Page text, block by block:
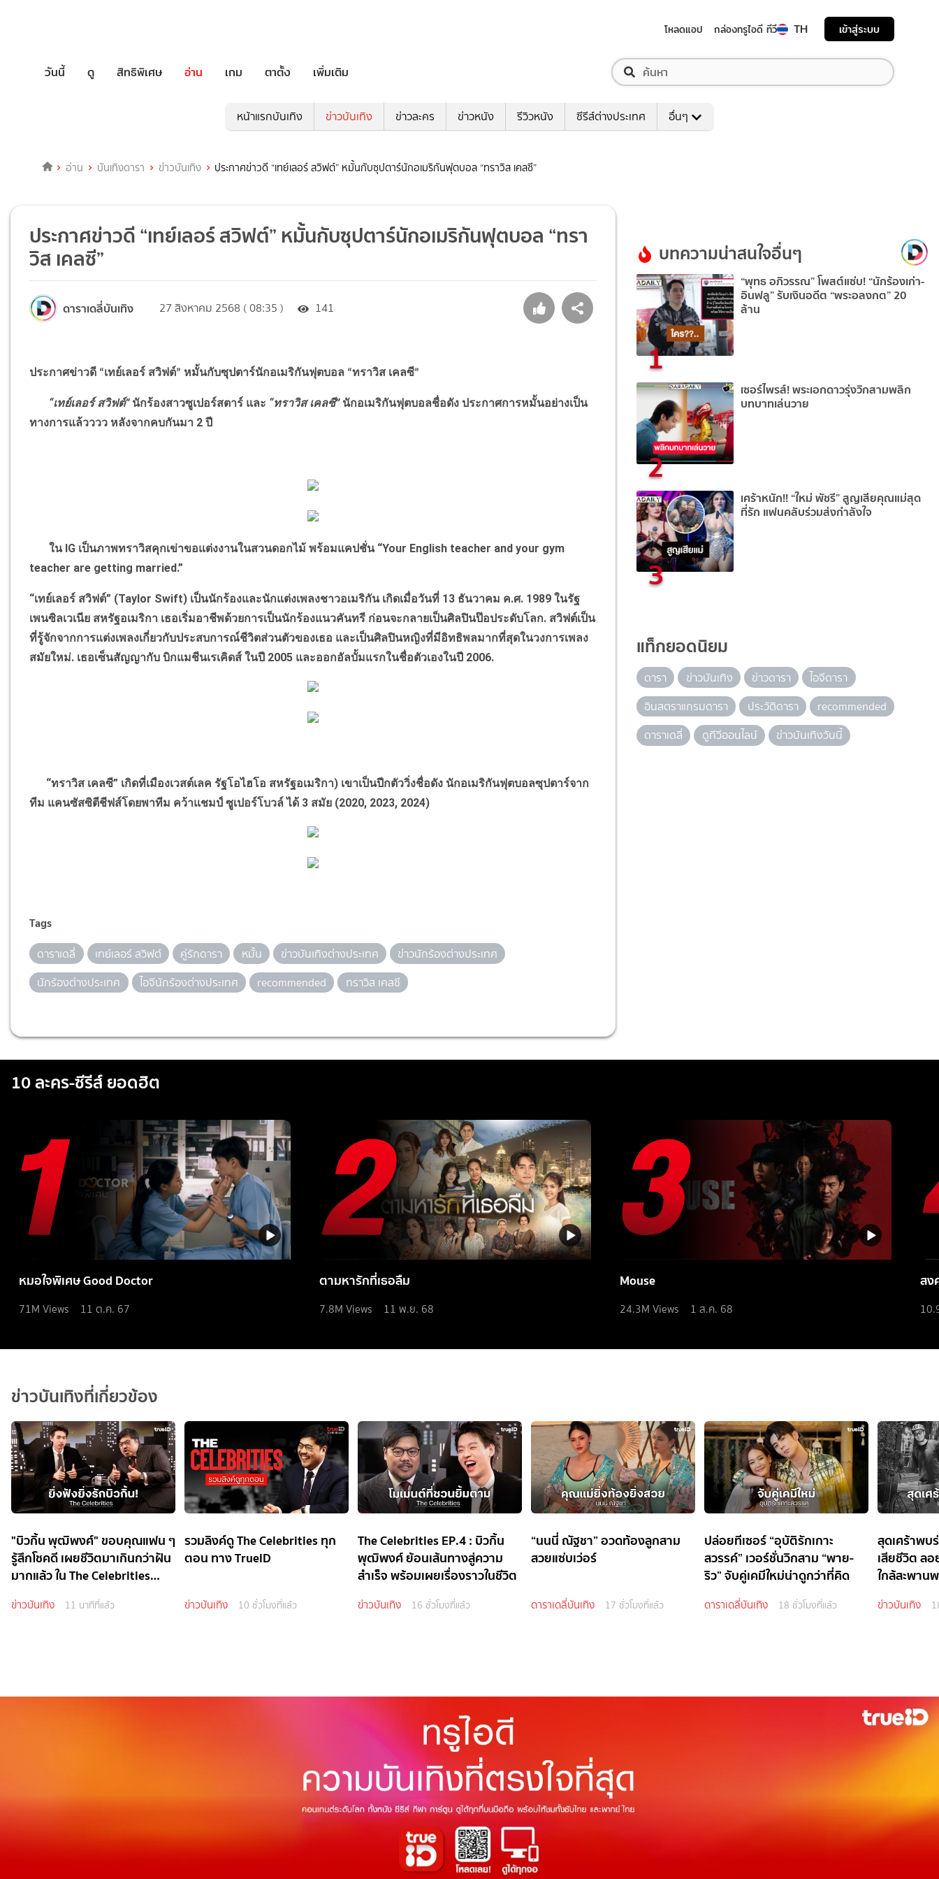
โหลดแอป กล่องทรูไอดี ทีวี TH เข้าสู่ระบบ
วันนี้ ดู สิทธิพิเศษ อ่าน เกม ตาตั้ง เพิ่มเติม
หน้าแรกบันเทิง ข่าวบันเทิง ข่าวละคร ข่าวหนัง รีวิวหนัง ซีรีส์ต่างประเทศ อื่นๆ
อ่าน บันเทิงดารา ข่าวบันเทิง ประกาศข่าวดี “เทย์เลอร์ สวิฟต์” หมั้นกับซุปตาร์นักอเมริกันฟุตบอล “ทราวิส เคลซี”
ประกาศข่าวดี “เทย์เลอร์ สวิฟต์” หมั้นกับซุปตาร์นักอเมริกันฟุตบอล “ทรา
วิส เคลซี”
ดาราเดลี่บันเทิง 27 สิงหาคม 2568 ( 08:35 ) 141
ประกาศข่าวดี “เทย์เลอร์ สวิฟต์” หมั้นกับซุปตาร์นักอเมริกันฟุตบอล “ทราวิส เคลซี”
“เทย์เลอร์ สวิฟต์” นักร้องสาวซูเปอร์สตาร์ และ “ทราวิส เคลซี”นักอเมริกันฟุตบอลชื่อดัง ประกาศการหมั้นอย่างเป็น
ทางการแล้วววว หลังจากคบกันมา 2ปี
ใน IG เป็นภาพทราวิสคุกเข่าขอแต่งงานในสวนดอกไม้ พร้อมแคปชั่น “Your English teacher and your gym
teacher are getting married.”
“เทย์เลอร์ สวิฟต์” (Taylor Swift) เป็นนักร้องและนักแต่งเพลงชาวอเมริกัน เกิดเมื่อวันที่ 13 ธันวาคม ค.ศ. 1989ในรัฐ
เพนซิลเวเนีย สหรัฐอเมริกา เธอเริ่มอาชีพด้วยการเป็นนักร้องแนวคันทรี ก่อนจะกลายเป็นศิลปินป๊อประดับโลก. สวิฟต์เป็น
ที่รู้จักจากการแต่งเพลงเกี่ยวกับประสบการณ์ชีวิตส่วนตัวของเธอ และเป็นศิลปินหญิงที่มีอิทธิพลมากที่สุดในวงการเพลง
สมัยใหม่. เธอเซ็นสัญญากับ บิกแมชีนเรเคิดส์ ในปี 2005 และออกอัลบั้มแรกในชื่อตัวเองในปี 2006.
“ทราวิส เคลซี” เกิดที่เมืองเวสต์เลค รัฐโอไฮโอ สหรัฐอเมริกา) เขาเป็นปีกตัววิ่งชื่อดัง นักอเมริกันฟุตบอลซุปตาร์จาก
ทีม แคนซัสซิตีชีฟส์โดยพาทีม คว้าแชมป์ ซูเปอร์โบวล์ ได้ 3 สมัย (2020, 2023, 2024)
Tags
ดาราเดลี่ เทย์เลอร์ สวิฟต์ คู่รักดารา หมั้น ข่าวบันเทิงต่างประเทศ
ข่าวนักร้องต่างประเทศ
นักร้องต่างประเทศ
ไอจีนักร้องต่างประเทศ recommended ทราวิส เคลซี
บทความน่าสนใจอื่นๆ
1
“พุทธ อภิวรรณ” โพสต์แซ่บ! “นักร้องเก่า-
อินฟลู” รับเงินอดีต “พระอลงกต” 20
ล้าน
2
เซอร์ไพรส์! พระเอกดาวรุ่งวิกสามพลิก
บทบาทเล่นวาย
3
เศร้าหนัก!! “ใหม่ พัชรี” สูญเสียคุณแม่สุด
ที่รัก แฟนคลับร่วมส่งกำลังใจ
แท็กยอดนิยม
ดารา ข่าวบันเทิง ข่าวดารา
ไอจีดารา
อินสตราแกรมดารา
ประวัติดารา
recommended
ดาราเดลี่
ดูทีวีออนไลน์ ข่าวบันเทิงวันนี้
10 ละคร-ซีรีส์ ยอดฮิต
หมอใจพิเศษ Good Doctor
71M Views 11 ต.ค. 67
ตามหารักที่เธอลืม
7.8M Views 11 พ.ย. 68
Mouse
24.3M Views 1 ส.ค. 68
สง
ข่าวบันเทิงที่เกี่ยวข้อง
"บิวกิ้น พุฒิพงศ์" ขอบคุณแฟน ๆ
รู้สึกโชคดี เผยชีวิตมาเกินกว่าฝัน
มากแล้ว ใน The Celebrities
ข่าวบันเทิง 11 นาทีที่แล้ว
รวมลิงค์ดู The Celebrities ทุก
ตอน ทาง TrueID
ข่าวบันเทิง 10 ชั่วโมงที่แล้ว
The Celebrities EP.4 : บิวกิ้น
พุฒิพงศ์ ย้อนเส้นทางสู่ความ
สำเร็จ พร้อมเผยเรื่องราวในชีวิต
ข่าวบันเทิง 16 ชั่วโมงที่แล้ว
“นนนี่ ณัฐชา” อวดท้องลูกสาม
สวยแซ่บเว่อร์
ดาราเดลี่บันเทิง 17 ชั่วโมงที่แล้ว
ปล่อยทีเซอร์ “อุบัติรักเกาะ
สวรรค์” เวอร์ชั่นวิกสาม “พาย-
ริว” จับคู่เคมีใหม่น่าดูกว่าที่คิด
ดาราเดลี่บันเทิง 18 ชั่วโมงที่แล้ว
สุดเศร้าพบ
เสียชีวิต ลอ
ใกล้สะพาน
ข่าวบันเทิง